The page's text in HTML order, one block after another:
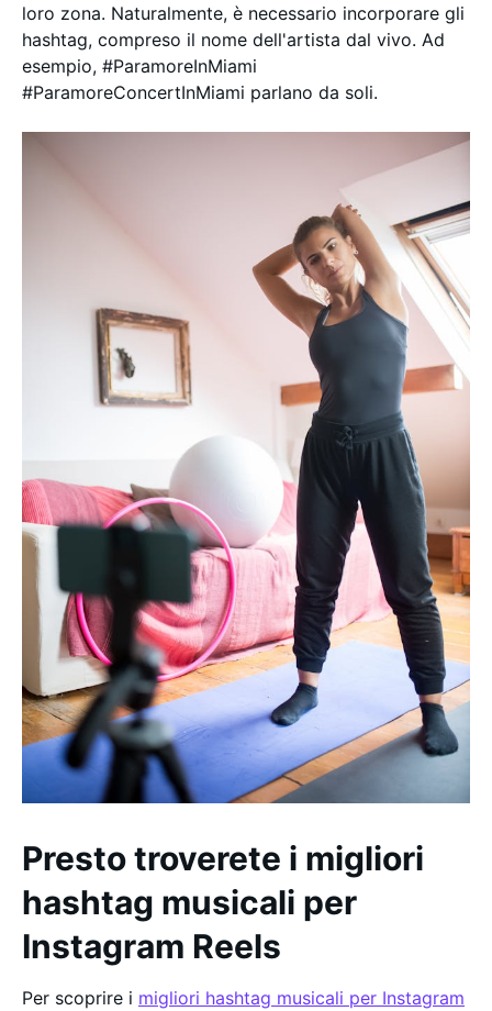
loro zona. Naturalmente, è necessario incorporare gli
hashtag, compreso il nome dell'artista dal vivo. Ad
esempio, #ParamoreInMiami
#ParamoreConcertInMiami parlano da soli.
Presto troverete i migliori
hashtag musicali per
Instagram Reels
Per scoprire i migliori hashtag musicali per Instagram